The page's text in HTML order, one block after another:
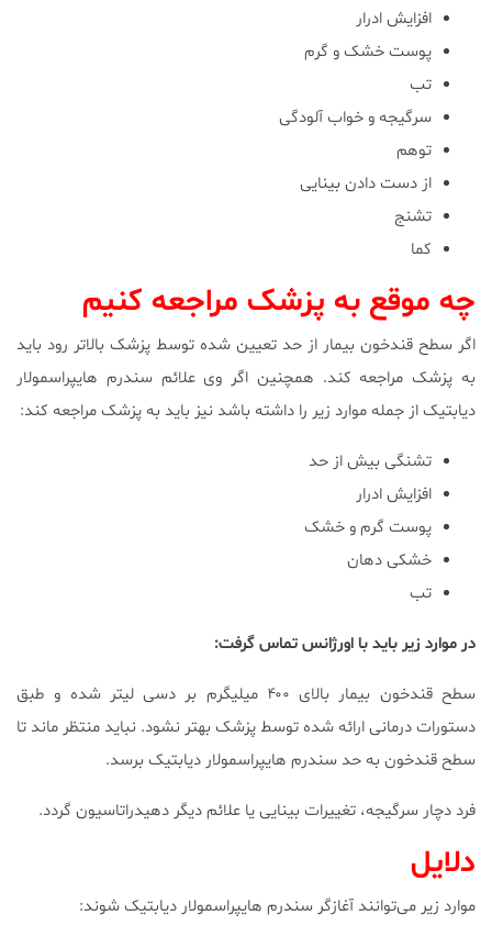
افزایش ادرار
پوست خشک و گرم
تب
سرگیجه و خواب آلودگی
توهم
از دست دادن بینایی
تشنج
کما
چه موقع به پزشک مراجعه کنیم
اگر سطح قندخون بیمار از حد تعیین شده توسط پزشک بالاتر رود باید
به پزشک مراجعه کند. همچنین اگر وی علائم سندرم هایپراسمولار
دیابتیک از جمله موارد زیر را داشته باشد نیز باید به پزشک مراجعه کند:
تشنگی بیش از حد
افزایش ادرار
پوست گرم و خشک
خشکی دهان
تب
در موارد زیر باید با اورژانس تماس گرفت:
سطح قندخون بیمار بالای ۴۰۰ میلیگرم بر دسی لیتر شده و طبق
دستورات درمانی ارائه شده توسط پزشک بهتر نشود. نباید منتظر ماند تا
سطح قندخون به حد سندرم هایپراسمولار دیابتیک برسد.
فرد دچار سرگیجه، تغییرات بینایی یا علائم دیگر دهیدراتاسیون گردد.
دلایل
موارد زیر می‌توانند آغازگر سندرم هایپراسمولار دیابتیک شوند: